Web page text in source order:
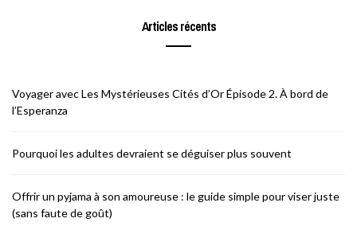
Articles récents
Voyager avec Les Mystérieuses Cités d’Or Épisode 2. À bord de
l’Esperanza
Pourquoi les adultes devraient se déguiser plus souvent
Offrir un pyjama à son amoureuse : le guide simple pour viser juste
(sans faute de goût)